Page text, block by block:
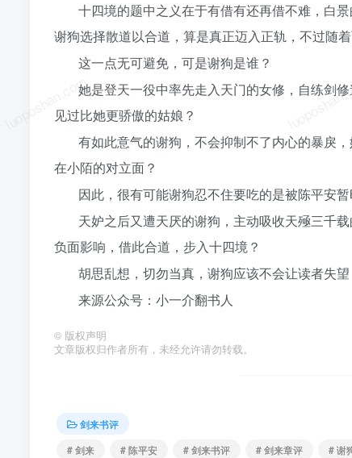
luoposhan.com
十四境的题中之义在于有借有还再借不难，白
谢狗选择散道以合道，算是真正迈入正轨，不过随
这一点无可避免，可是谢狗是谁？
她是登天一役中率先走入天门的女修，自练剑
见过比她更骄傲的姑娘？
有如此意气的谢狗，不会抑制不了内心的暴戾
在小陌的对立面？
因此，很有可能谢狗忍不住要吃的是被陈平安
天妒之后又遭天厌的谢狗，主动吸收天殛三千
负面影响，借此合道，步入十四境？
胡思乱想，切勿当真，谢狗应该不会让读者失望
来源公众号：小一介翻书人
© 版权声明
文章版权归作者所有，未经允许请勿转载。
剑来书评
# 剑来
# 陈平安 # 剑来书评 # 剑来章评 # 谢